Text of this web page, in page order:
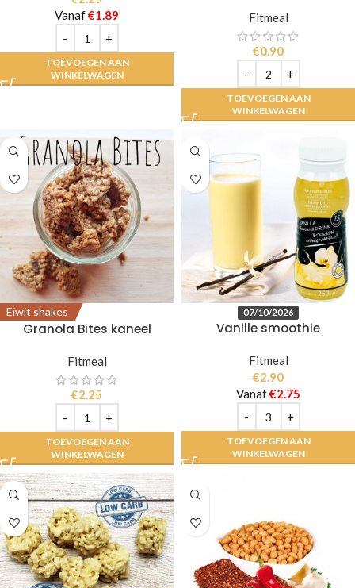
Vanaf€1.89
TOEVOEGEN AAN
WINKELWAGEN
Fitmeal
€0.90
TOEVOEGEN AAN
WINKELWAGEN
Eiwit shakes
Granola Bites kaneel
Fitmeal
€2.25
TOEVOEGEN AAN
WINKELWAGEN
07/10/2026
Vanille smoothie
Fitmeal
€2.90
Vanaf€2.75
TOEVOEGEN AAN
WINKELWAGEN